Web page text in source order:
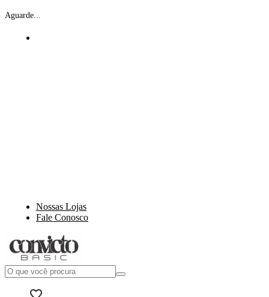
Aguarde...
Nossas Lojas
Fale Conosco